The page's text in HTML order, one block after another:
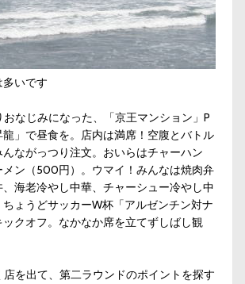
多いです
おなじみになった、「京王マンション」P
」で昼食を。店内は満席！空腹とバトル
んながっつり注文。おいらはチャーハン
メン（500円）。ウマイ！みんなは焼肉弁
海老冷やし中華、チャーシュー冷やし中
ょうどサッカーW杯「アルゼンチン対ナ
クオフ。なかなか席を立てずしばし観
店を出て、第二ラウンドのポイントを探す